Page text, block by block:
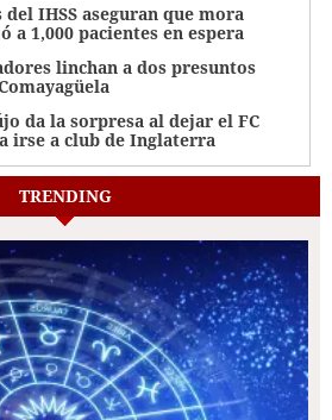
IHSS aseguran que mora
a 1,000 pacientes en espera
linchan a dos presuntos
da la sorpresa al dejar el FC
irse a club de Inglaterra
TRENDING